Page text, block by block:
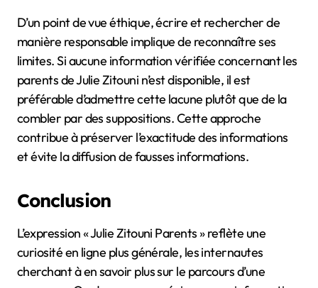
D’un point de vue éthique, écrire et rechercher de
manière responsable implique de reconnaître ses
limites. Si aucune information vérifiée concernant les
parents de Julie Zitouni n’est disponible, il est
préférable d’admettre cette lacune plutôt que de la
combler par des suppositions. Cette approche
contribue à préserver l’exactitude des informations
et évite la diffusion de fausses informations.
Conclusion
L’expression « Julie Zitouni Parents » reflète une
curiosité en ligne plus générale, les internautes
cherchant à en savoir plus sur le parcours d’une